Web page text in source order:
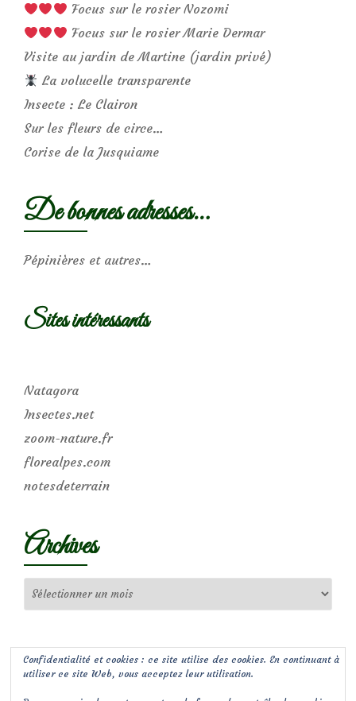
Focus sur le rosier Nozomi
Focus sur le rosier Marie Dermar
Visite au jardin de Martine (jardin privé)
La volucelle transparente
Insecte : Le Clairon
Sur les fleurs de circe…
Corise de la Jusquiame
De bonnes adresses…
Pépinières et autres…
Sites intéressants
Natagora
Insectes.net
zoom-nature.fr
florealpes.com
notesdeterrain
Archives
Confidentialité et cookies : ce site utilise des cookies. En continuant à
utiliser ce site Web, vous acceptez leur utilisation.